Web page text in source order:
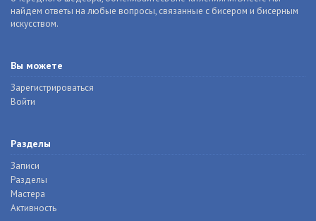
найдем ответы на любые вопросы, связанные с бисером и бисерным
искусством.
Вы можете
Зарегистрироваться
Войти
Разделы
Записи
Разделы
Мастера
Активность